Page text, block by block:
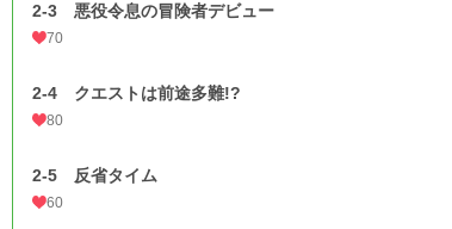
2-3 悪役令息の冒険者デビュー
70
2-4 クエストは前途多難!?
80
2-5 反省タイム
60